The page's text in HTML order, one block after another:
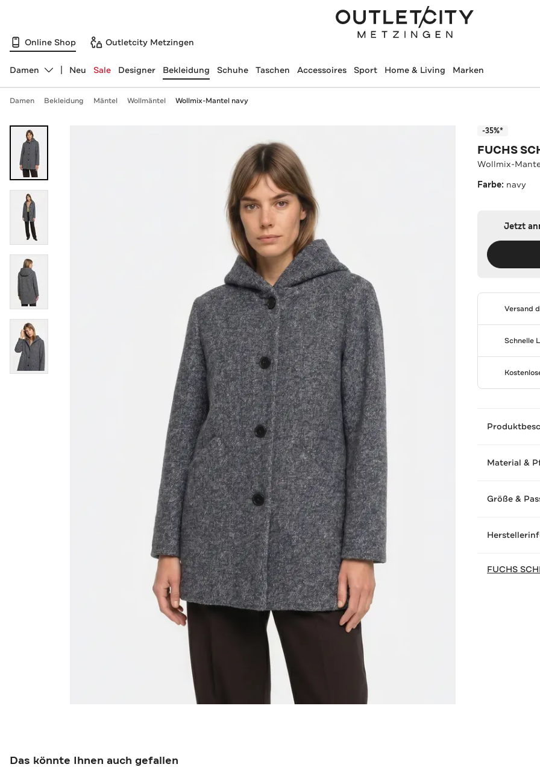
Online Shop Outletcity Metzingen
Abteilung ändern, ausgewählt:
Damen Neu Sale Designer Bekleidung Schuhe Taschen Accessoires Sport Home & Living Marken
Damen Bekleidung Mäntel Wollmäntel Wollmix-Mantel navy
-35%*
FUCHS
Wollmix-
Farbe: navy
Jetzt
Versand
Schnelle
Material &
Größe &
FUCHS
Das könnte Ihnen auch gefallen